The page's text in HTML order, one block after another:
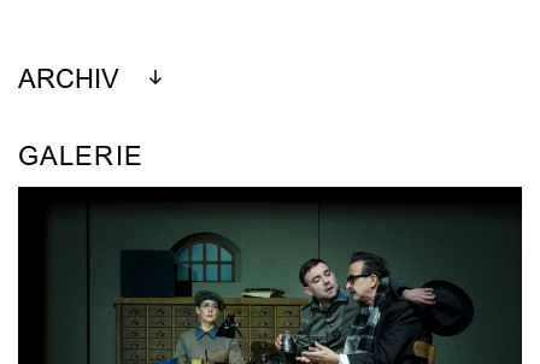
ARCHIV
GALERIE